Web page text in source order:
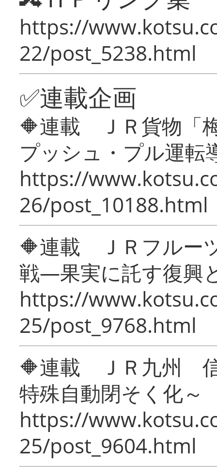
https://
22/post_5238.html
✅連載企画
🔶連載 ＪＲ貨物「
プッシュ・プル運転
https://
26/post_10188.html
🔶連載 ＪＲフルー
戦―果実に託す復興
https://
25/post_9768.html
🔶連載 ＪＲ九州 信
特殊自動閉そく化～
https://
25/post_9604.html